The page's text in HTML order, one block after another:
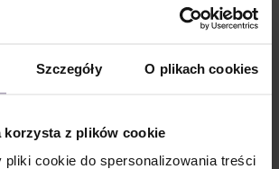
Szczegóły O plikach cookies
korzysta z plików cookie
cookie do spersonalizowania treści
wysyłki
Do koszyka